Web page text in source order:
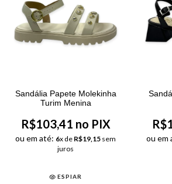
Sandália Papete Molekinha
Turim Menina
R$103,41 no PIX
ou em até: 6x de R$19,15 sem
juros
ESPIAR
ou em